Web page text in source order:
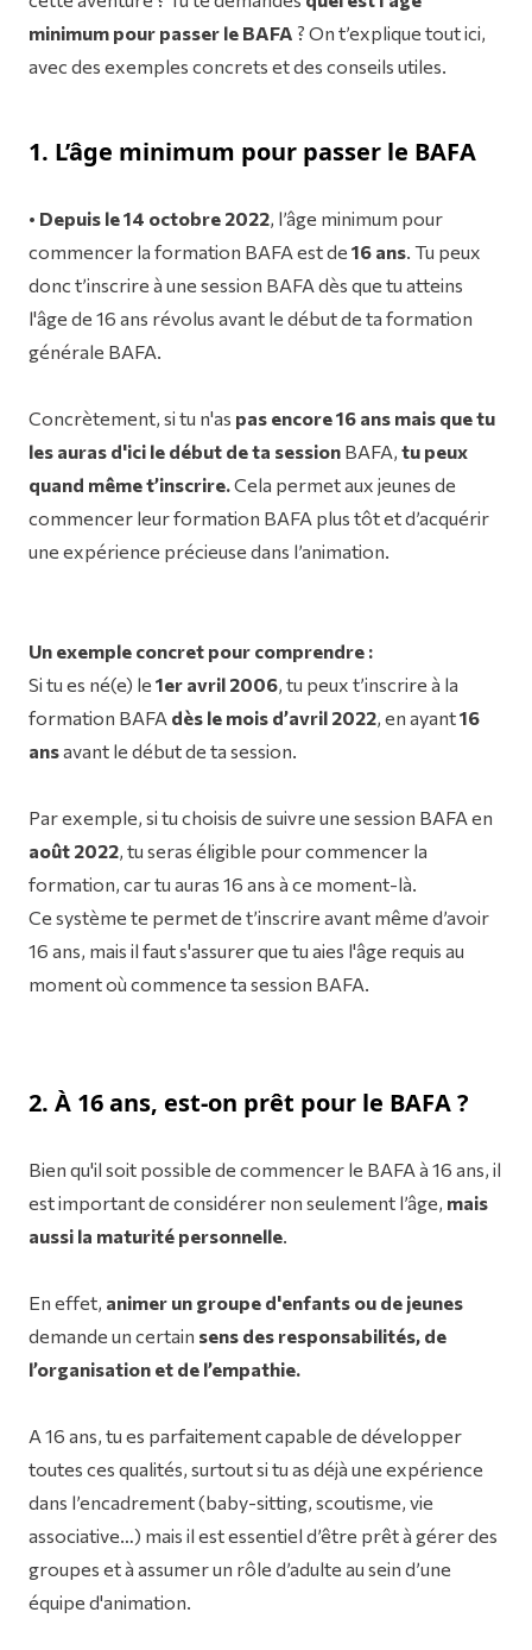
minimum pour passer le BAFA ? On t’explique tout ici,
avec des exemples concrets et des conseils utiles.
1. L’âge minimum pour passer le BAFA
• Depuis le 14 octobre 2022, l’âge minimum pour
commencer la formation BAFA est de 16 ans. Tu peux
donc t’inscrire à une session BAFA dès que tu atteins
l'âge de 16 ans révolus avant le début de ta formation
générale BAFA.
Concrètement, si tu n'as pas encore 16 ans mais que tu
les auras d'ici le début de ta session BAFA, tu peux
quand même t’inscrire.Cela permet aux jeunes de
commencer leur formation BAFA plus tôt et d’acquérir
une expérience précieuse dans l’animation.
Un exemple concret pour comprendre :
Si tu es né(e) le 1er avril 2006, tu peux t’inscrire à la
formation BAFA dès le mois d’avril 2022, en ayant16
ansavant le début de ta session.
Par exemple, si tu choisis de suivre une session BAFA en
août 2022, tu seras éligible pour commencer la
formation, car tu auras 16 ans à ce moment-là.
Ce système te permet de t’inscrire avant même d’avoir
16 ans, mais il faut s'assurer que tu aies l'âge requis au
moment où commence ta session BAFA.
2. À 16 ans, est-on prêt pour le BAFA ?
Bien qu'il soit possible de commencer le BAFA à 16 ans, il
est important de considérer non seulement l’âge, mais
aussi la maturité personnelle.
En effet, animer un groupe d'enfants ou de jeunes
demande un certain sens des responsabilités, de
l’organisation et de l’empathie.
A 16 ans, tu es parfaitement capable de développer
toutes ces qualités, surtout si tu as déjà une expérience
dans l’encadrement (baby-sitting, scoutisme, vie
associative…) mais il est essentiel d’être prêt à gérer des
groupes et à assumer un rôle d’adulte au sein d’une
équipe d'animation.